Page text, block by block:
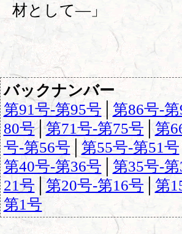
材として―」
バックナンバー
第91号-第95号
第86号-
80号│第71号-第75号 │第
号-第56号
第55号-第51号
第40号-第36号
第35号-
21号
第20号-第16号
第
第1号